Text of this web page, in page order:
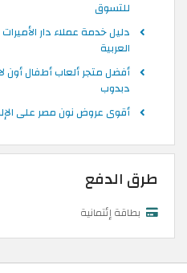
للتسوق
دليل خدمة عملاء دار الأميرات
العربية
أفضل متجر ألعاب أطفال أون
دبدوب
أقوى عروض نون مصر على
طرق الدفع
بطاقة إئتمانية